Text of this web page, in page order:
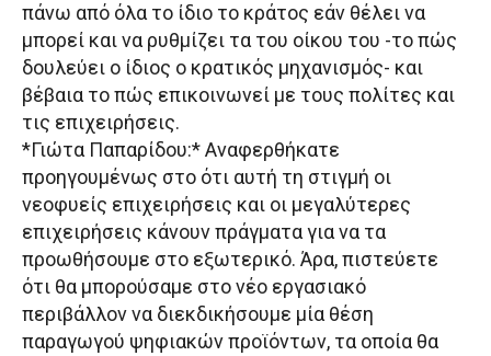
πάνω από όλα το ίδιο το κράτος εάν θέλει να
μπορεί και να ρυθμίζει τα του οίκου του -το πώς
δουλεύει ο ίδιος ο κρατικός μηχανισμός- και
βέβαια το πώς επικοινωνεί με τους πολίτες και
τις επιχειρήσεις.
*Γιώτα Παπαρίδου:* Αναφερθήκατε
προηγουμένως στο ότι αυτή τη στιγμή οι
νεοφυείς επιχειρήσεις και οι μεγαλύτερες
επιχειρήσεις κάνουν πράγματα για να τα
προωθήσουμε στο εξωτερικό. Άρα, πιστεύετε
ότι θα μπορούσαμε στο νέο εργασιακό
περιβάλλον να διεκδικήσουμε μία θέση
παραγωγού ψηφιακών προϊόντων, τα οποία θα